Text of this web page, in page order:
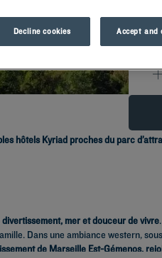
hôtels Kyriad proches du parc
mer et douceur de vivre
Dans une ambiance western,
de Marseille Est-Gémenos,
Decline cookies Accept and